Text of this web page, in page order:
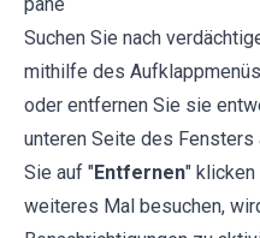
Suchen Sie nach
mithilfe des
oder entfernen Sie sie
unteren Seite des Fensters
Sie auf "Entfernen"
weiteres Mal besuchen,